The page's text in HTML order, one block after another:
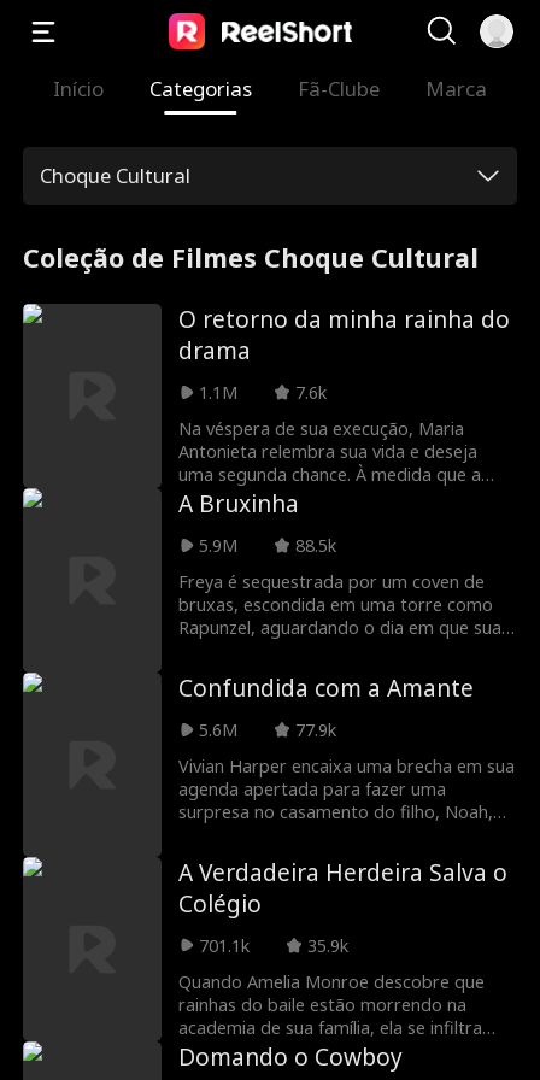
Início Categorias Fã-Clube Marca
Choque Cultural
Coleção de Filmes Choque Cultural
O retorno da minha rainha do
drama
1.1M
7.6k
Na véspera de sua execução, Maria
Antonieta relembra sua vida e deseja
uma segunda chance. À medida que a
guilhotina desce, ela acorda na realidade
Lavigne Fontaine, onde ela tem outra
encontrar um amor que perdura através
do tempo... se os vilões que a
assombram não o fizerem. Não mate ela
A Bruxinha
5.9M
88.5k
Freya é sequestrada por um coven de
bruxas, escondida em uma torre como
Rapunzel, aguardando o dia em que sua
malignas é frustrado quando um
corajoso caçador de bruxas salva Freya e
foge com ela. Agora, Freya deve se
adaptar a um mundo moderno que nunca
conheceu antes e aprender o verdadeiro
significado do amor e do sacrifício.
Confundida com a Amante
5.6M
77.9k
Vivian Harper encaixa uma brecha em sua
agenda apertada para fazer uma
surpresa no casamento do filho, Noah,
publicamente e acusada de ser a “outra”
por sua futura nora, Mia. Enquanto o
boato se espalha, a poderosa família
mundo onde manter as aparências é
essencial, um único erro pode destruir
tudo… e revelar mentiras guardadas por
muito tempo.
A Verdadeira Herdeira Salva o
Colégio
701.1k
35.9k
Quando Amelia Monroe descobre que
rainhas do baile estão morrendo na
academia de sua família, ela se infiltra
como aluna para investigar. Mas acaba
batendo de frente com Kristy Troy — a
Domando o Cowboy